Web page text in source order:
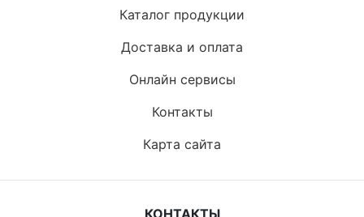
Каталог продукции
Доставка и оплата
Онлайн сервисы
Контакты
Карта сайта
КОНТАКТЫ